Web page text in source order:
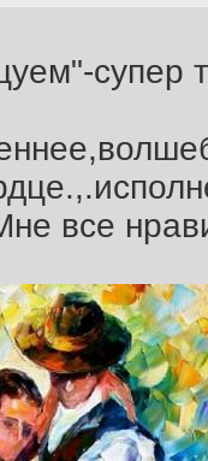
супер
все